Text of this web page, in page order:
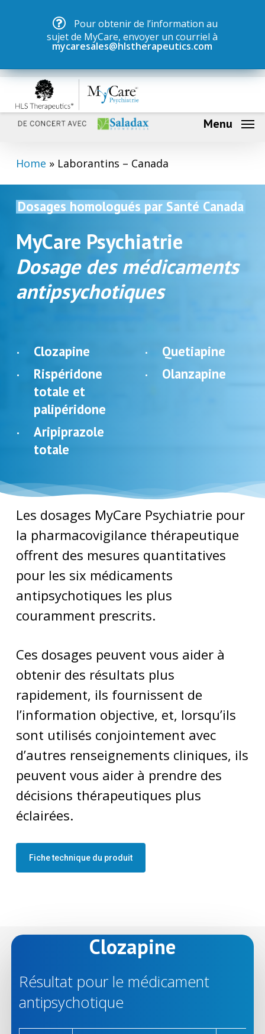
content
Pour obtenir de l’information au
sujet de MyCare, envoyer un courriel à
mycaresales@hlstherapeutics.com
Menu
Home » Laborantins – Canada
Dosages homologués par Santé Canada
MyCare Psychiatrie
Dosage des médicaments
antipsychotiques
Clozapine
Rispéridone
totale et
palipéridone
Aripiprazole
totale
Quetiapine
Olanzapine
Les dosages MyCare Psychiatrie pour
la pharmacovigilance thérapeutique
offrent des mesures quantitatives
pour les six médicaments
antipsychotiques les plus
couramment prescrits.
Ces dosages peuvent vous aider à
obtenir des résultats plus
rapidement, ils fournissent de
l’information objective, et, lorsqu’ils
sont utilisés conjointement avec
d’autres renseignements cliniques, ils
peuvent vous aider à prendre des
décisions thérapeutiques plus
éclairées.
Fiche technique du produit
Clozapine
Résultat pour le médicament
antipsychotique